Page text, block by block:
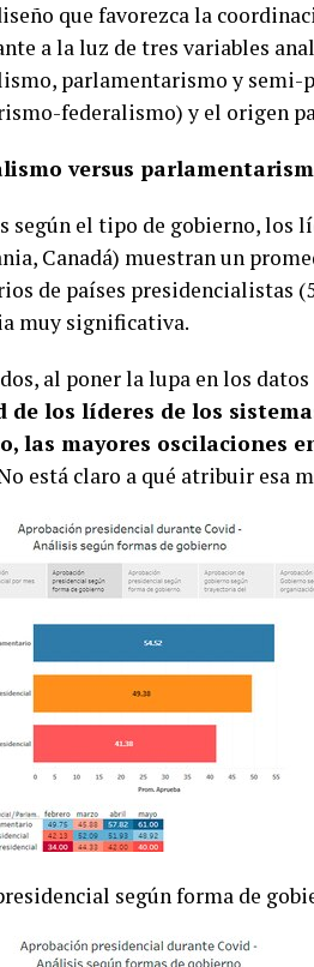
que favorezca la
a la luz de tres variables
parlamentarismo y
federalismo) y el origen
versus
según el tipo de gobierno, los
Canadá) muestran un
de países presidencialistas
muy significativa.
al poner la lupa en los datos
de los líderes de los
las mayores oscilaciones
está claro a qué atribuir esa
según forma de